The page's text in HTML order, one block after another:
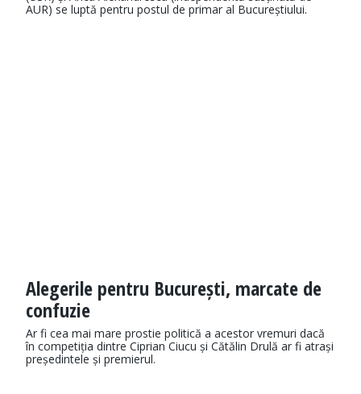
AUR) se luptă pentru postul de primar al Bucureștiului.
Alegerile pentru București, marcate de
confuzie
Ar fi cea mai mare prostie politică a acestor vremuri dacă
în competiția dintre Ciprian Ciucu și Cătălin Drulă ar fi atrași
președintele și premierul.